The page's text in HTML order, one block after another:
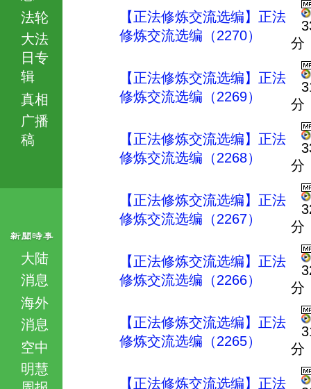
法轮
大法
日专
辑
真相
广播
稿
大陆
消息
海外
消息
空中
明慧
周报
【正法修炼交流选编】正法
修炼交流选编（2270）
分
【正法修炼交流选编】正法
修炼交流选编（2269）
分
【正法修炼交流选编】正法
修炼交流选编（2268）
分
【正法修炼交流选编】正法
修炼交流选编（2267）
分
【正法修炼交流选编】正法
修炼交流选编（2266）
分
【正法修炼交流选编】正法
修炼交流选编（2265）
分
【正法修炼交流选编】正法